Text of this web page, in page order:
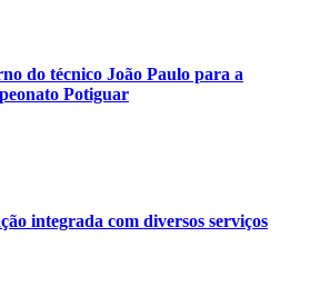
do técnico João Paulo para a
Potiguar
integrada com diversos serviços